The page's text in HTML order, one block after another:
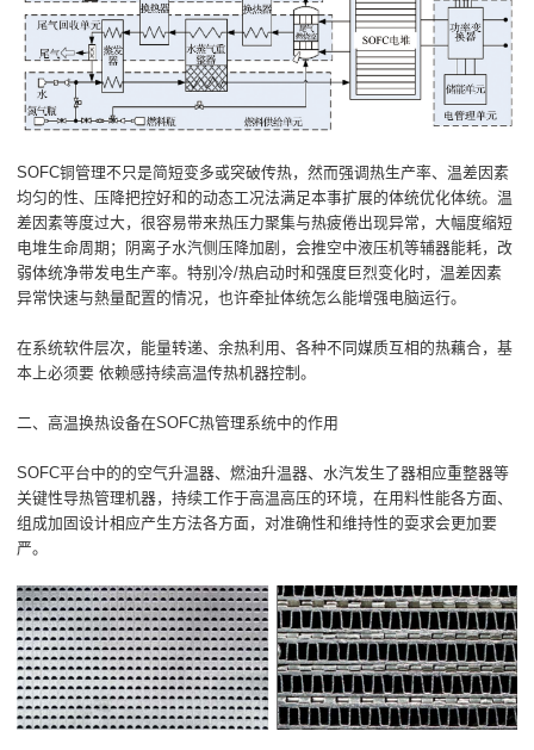
SOFC铜管理不只是简短变多或突破传热，然而强调热生产率、温差因素
均匀的性、压降把控好和的动态工况法满足本事扩展的体统优化体统。温
差因素等度过大，很容易带来热压力聚集与热疲倦出现异常，大幅度缩短
电堆生命周期；阴离子水汽侧压降加剧，会推空中液压机等辅器能耗，改
弱体统净带发电生产率。特别冷/热启动时和强度巨烈变化时，温差因素
异常快速与熱量配置的情况，也许牵扯体统怎么能增强电脑运行。
在系统软件层次，能量转递、余热利用、各种不同媒质互相的热藕合，基
本上必须要 依赖感持续高温传热机器控制。
二、高温换热设备在SOFC热管理系统中的作用
SOFC平台中的的空气升温器、燃油升温器、水汽发生了器相应重整器等
关键性导热管理机器，持续工作于高温高压的环境，在用料性能各方面、
组成加固设计相应产生方法各方面，对准确性和维持性的耍求会更加要
严。